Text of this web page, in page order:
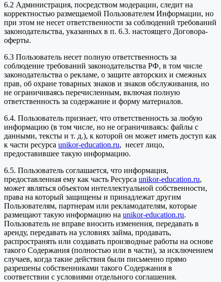
6.2 Администрация, посредством модерации, следит на
корректностью размещаемой Пользователем Информации, но
при этом не несет ответственности за соблюдений требований
законодательства, указанных в п. 6.3. настоящего Договора-
оферты.
6.3 Пользователь несет полную ответственность за
соблюдение требований законодательства РФ, в том числе
законодательства о рекламе, о защите авторских и смежных
прав, об охране товарных знаков и знаков обслуживания, но
не ограничиваясь перечисленным, включая полную
ответственность за содержание и форму материалов.
6.4. Пользователь признает, что ответственность за любую
информацию (в том числе, но не ограничиваясь: файлы с
данными, тексты и т. д.), к которой он может иметь доступ как
к части ресурса unikor-education.ru, несет лицо,
предоставившее такую информацию.
6.5. Пользователь соглашается, что информация,
предоставленная ему как часть Ресурса unikor-education.ru,
может являться объектом интеллектуальной собственности,
права на который защищены и принадлежат другим
Пользователям, партнерам или рекламодателям, которые
размещают такую информацию на unikor-education.ru.
Пользователь не вправе вносить изменения, передавать в
аренду, передавать на условиях займа, продавать,
распространять или создавать производные работы на основе
такого Содержания (полностью или в части), за исключением
случаев, когда такие действия были письменно прямо
разрешены собственниками такого Содержания в
соответствии с условиями отдельного соглашения.